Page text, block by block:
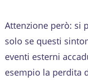
Attenzione però: si
solo se questi
eventi esterni
esempio la perdita